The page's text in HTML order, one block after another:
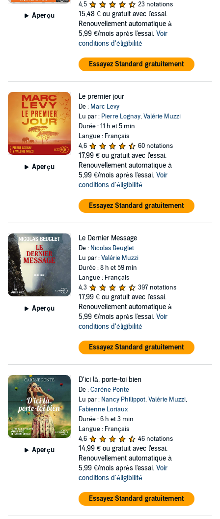
Aperçu
4,5
23 notations
15,48 € ou gratuit avec l'essai.
Renouvellement automatique à
5,99 €/mois après l'essai. Voir
conditions d'éligibilité
Essayez Standard gratuitement
Aperçu
Le premier jour
De : Marc Levy
Lu par : Pierre Lognay,Valérie Muzzi
Durée : 11 h et 5 min
Langue : Français
4,6
60 notations
17,99 € ou gratuit avec l'essai.
Renouvellement automatique à
5,99 €/mois après l'essai. Voir
conditions d'éligibilité
Essayez Standard gratuitement
Aperçu
Le Dernier Message
De : Nicolas Beuglet
Lu par :Valérie Muzzi
Durée : 8 h et 59 min
Langue : Français
4,3
397 notations
17,99 € ou gratuit avec l'essai.
Renouvellement automatique à
5,99 €/mois après l'essai. Voir
conditions d'éligibilité
Essayez Standard gratuitement
Aperçu
D'ici là, porte-toi bien
De :Carène Ponte
Lu par : Nancy Philippot,Valérie Muzzi,
Fabienne Loriaux
Durée : 6 h et 3 min
Langue : Français
4,6
46 notations
14,99 € ou gratuit avec l'essai.
Renouvellement automatique à
5,99 €/mois après l'essai. Voir
conditions d'éligibilité
Essayez Standard gratuitement